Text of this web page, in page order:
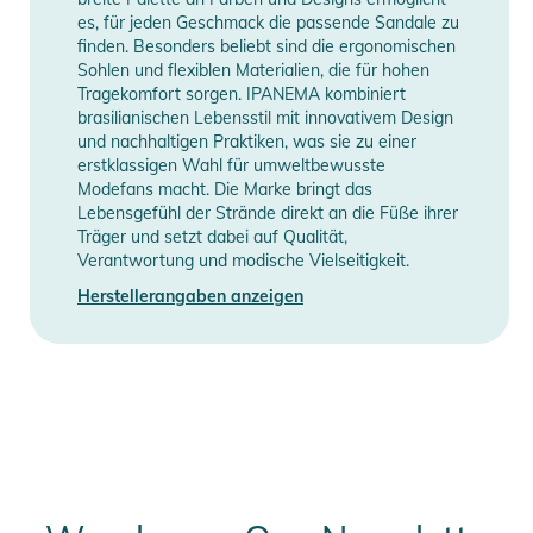
als auch wasserbeständig ist. Ideal für den Einsatz am Strand,
beim Spielen im Wasser oder bei nassen Bedingungen.
Zudem ist das Material leicht zu reinigen und besonders
pflegeleicht.
- Praktische Riemen: Die Riemen der Sandale sind angenehm
weich und bieten gleichzeitig sicheren Halt. Sie sind so
gestaltet, dass sie nicht scheuern oder drücken, was für den
ganzen Tag angenehmen Tragekomfort sorgt.
- Vielseitig einsetzbar: Ob am Strand, im Schwimmbad, im
Garten oder beim Spaziergang – die CLASSICA BRASIL II
KIDS Sandale ist vielseitig und ideal für alle
es, für jeden Geschmack die passende Sandale zu
finden. Besonders beliebt sind die ergonomischen
Sohlen und flexiblen Materialien, die für hohen
Tragekomfort sorgen. IPANEMA kombiniert
brasilianischen Lebensstil mit innovativem Design
und nachhaltigen Praktiken, was sie zu einer
erstklassigen Wahl für umweltbewusste
Modefans macht. Die Marke bringt das
Lebensgefühl der Strände direkt an die Füße ihrer
Träger und setzt dabei auf Qualität,
Verantwortung und modische Vielseitigkeit.
Herstellerangaben anzeigen